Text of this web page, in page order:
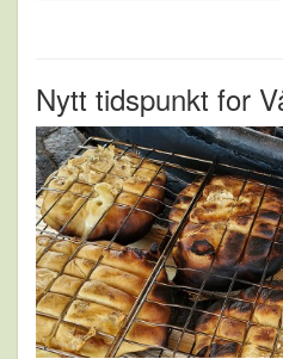
Nytt tidspunkt for